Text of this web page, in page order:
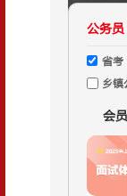
公务员
省考
乡镇
会